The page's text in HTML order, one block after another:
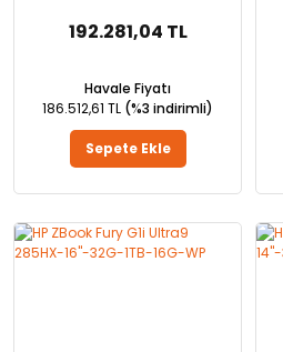
192.281,04 TL
Havale Fiyatı
186.512,61 TL (%3 indirimli)
Sepete Ekle